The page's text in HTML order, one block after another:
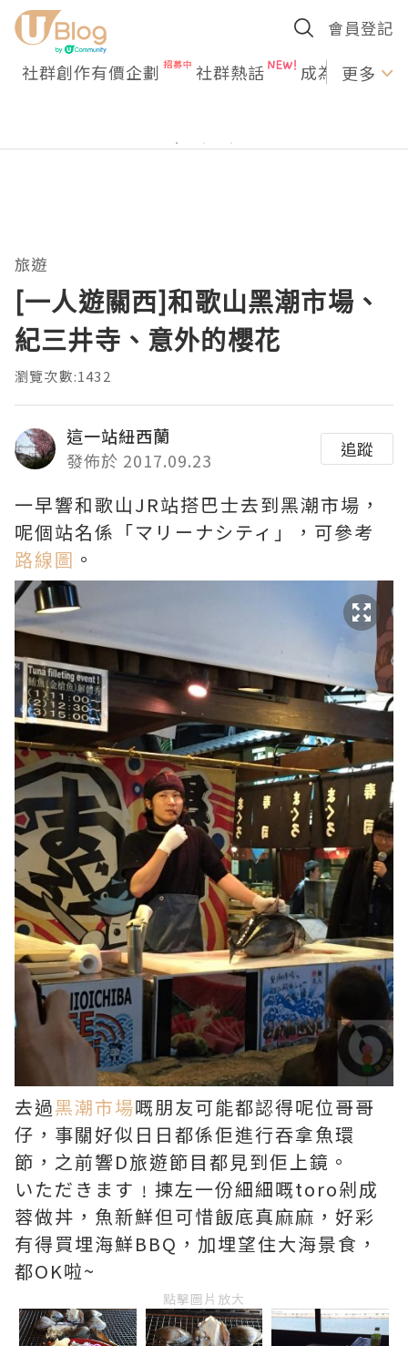
會員登記
社群創作有價企劃 社群熱話 成為U更多
旅遊
[一人遊關西]和歌山黑潮市場、
紀三井寺、意外的櫻花
瀏覽次數:1432
這一站紐西蘭
發佈於 2017.09.23
追蹤
一早響和歌山JR站搭巴士去到黑潮市場，
呢個站名係「マリーナシティ」，可參考
路線圖 。
去過黑潮市場嘅朋友可能都認得呢位哥哥
仔，事關好似日日都係佢進行吞拿魚環
節，之前響D旅遊節目都見到佢上鏡。
いただきます﹗揀左一份細細嘅toro剁成
蓉做丼，魚新鮮但可惜飯底真麻麻，好彩
有得買埋海鮮BBQ，加埋望住大海景食，
都OK啦~
點擊圖片放大